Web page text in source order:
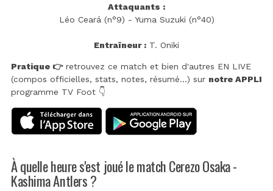
Attaquants :
Léo Ceará (n°9) - Yuma Suzuki (n°40)
Entraîneur : T. Oniki
Pratique 👉retrouvez ce match et bien d'autres EN LIVE
(compos officielles, stats, notes, résumé...) sur notre APPLI
programme TV Foot 👇
À quelle heure s'est joué le match Cerezo Osaka -
Kashima Antlers ?